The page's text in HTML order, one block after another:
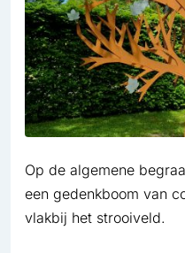
Op de algemene
een gedenkboom van
vlakbij het strooiveld.